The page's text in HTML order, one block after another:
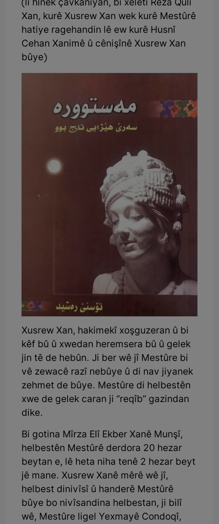
(li hinek çavkaniyan, bi xeletî Reza Qulî
Xan, kurê Xusrew Xan wek kurê Mestûrê
hatiye ragehandin lê ew kurê Husnî
Cehan Xanimê û cênişînê Xusrew Xan
bûye)
Xusrew Xan, hakimekî xoşguzeran û bi
kêf bû û xwedan heremsera bû û gelek
jin tê de hebûn. Ji ber wê jî Mestûre bi
vê zewacê razî nebûye û di nav jiyanek
zehmet de bûye. Mestûre di helbestên
xwe de gelek caran ji “reqîb” gazindan
dike.
Bi gotina Mîrza Elî Ekber Xanê Munşî,
helbestên Mestûrê derdora 20 hezar
beytan e, lê heta niha tenê 2 hezar beyt
jê mane. Xusrew Xanê mêrê wê jî,
helbest dinivîsî û handerê Mestûrê
bûye bo nivîsandina helbestan, ji bilî
wê, Mestûre ligel Yexmayê Condoqî,